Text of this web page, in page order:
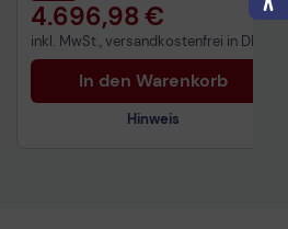
4.696,98 €
inkl. MwSt., versandkostenfrei in DE!
In den Warenkorb
Hinweis